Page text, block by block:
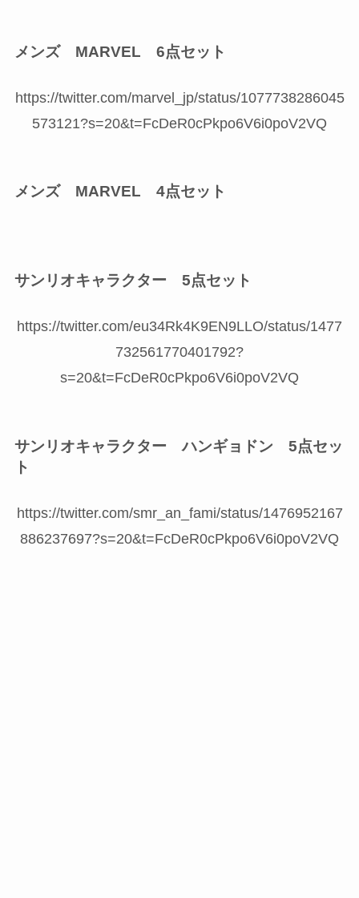
メンズ MARVEL 6点セット
https://twitter.com/marvel_jp/status/1077738286045
573121?s=20&t=FcDeR0cPkpo6V6i0poV2VQ
メンズ MARVEL 4点セット
サンリオキャラクター 5点セット
https://twitter.com/eu34Rk4K9EN9LLO/status/1477
732561770401792?
s=20&t=FcDeR0cPkpo6V6i0poV2VQ
サンリオキャラクター ハンギョドン 5点セッ
ト
https://twitter.com/smr_an_fami/status/1476952167
886237697?s=20&t=FcDeR0cPkpo6V6i0poV2VQ